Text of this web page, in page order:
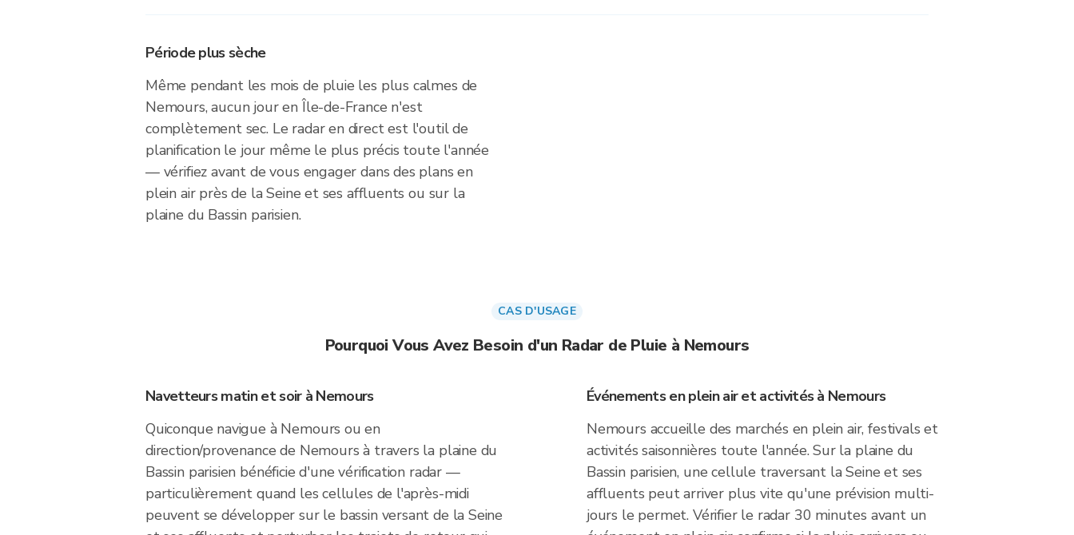
Période plus sèche
Même pendant les mois de pluie les plus calmes de
Nemours, aucun jour en Île-de-France n'est
complètement sec. Le radar en direct est l'outil de
planification le jour même le plus précis toute l'année
— vérifiez avant de vous engager dans des plans en
plein air près de la Seine et ses affluents ou sur la
plaine du Bassin parisien.
CAS D'USAGE
Pourquoi Vous Avez Besoin d'un Radar de Pluie à Nemours
Navetteurs matin et soir à Nemours
Quiconque navigue à Nemours ou en
direction/provenance de Nemours à travers la plaine du
Bassin parisien bénéficie d'une vérification radar —
particulièrement quand les cellules de l'après-midi
peuvent se développer sur le bassin versant de la Seine
Événements en plein air et activités à Nemours
Nemours accueille des marchés en plein air, festivals et
activités saisonnières toute l'année. Sur la plaine du
Bassin parisien, une cellule traversant la Seine et ses
affluents peut arriver plus vite qu'une prévision multi-
jours le permet. Vérifier le radar 30 minutes avant un